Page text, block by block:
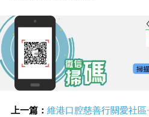
上一篇： 維港口腔慈善行關愛社區